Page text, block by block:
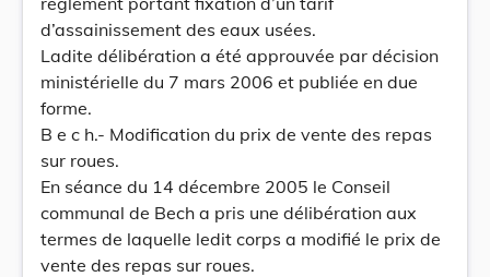
d’assainissement des eaux usées.
Ladite délibération a été approuvée par décision
ministérielle du 7 mars 2006 et publiée en due
forme.
B e c h.- Modification du prix de vente des repas
sur roues.
En séance du 14 décembre 2005 le Conseil
communal de Bech a pris une délibération aux
termes de laquelle ledit corps a modifié le prix de
vente des repas sur roues.